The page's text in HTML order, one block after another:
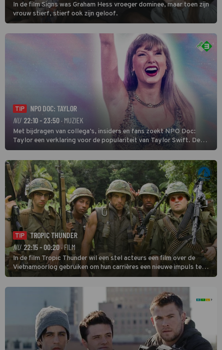
In de film Signs was Graham Hess vroeger dominee, maar toen zijn
vrouw stierf, stierf ook zijn geloof.
TIP
NPO DOC: TAYLOR
NU 22:10 - 23:50 · MUZIEK
Met bijdragen van collega's, insiders en fans zoekt NPO Doc:
Taylor een verklaring voor de populariteit van Taylor Swift. De
singer-songwriter is een van de succesvolste sterren van onze tijd
en een inspiratie voor velen. (HH)
TIP
TROPIC THUNDER
NU 22:15 - 00:20· FILM
In de film Tropic Thunder wil een stel acteurs een film over de
Vietnamoorlog gebruiken om hun carrières een nieuwe impuls te
geven, maar tijdens de opnamen in het zuiden van Vietnam komen
ze in een oorlog tussen twee drugsbendes terecht.